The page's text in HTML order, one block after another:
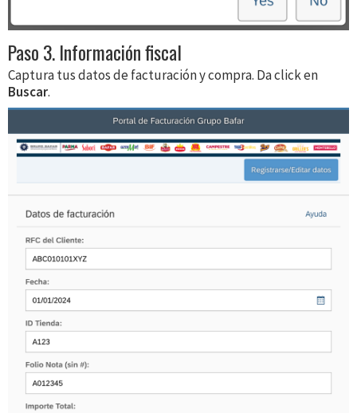
Paso 3. Información fiscal
Captura tus datos de facturación y compra. Da click en
Buscar.